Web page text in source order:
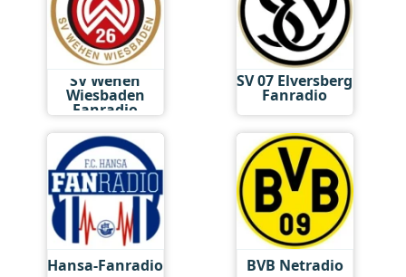
SV Wehen
Wiesbaden
Fanradio
SV 07 Elversberg
Fanradio
Hansa-Fanradio BVB Netradio